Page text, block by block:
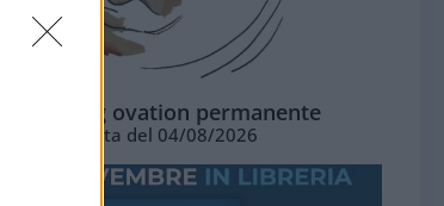
La standing ovation permanente
Vignetta del 04/08/2026